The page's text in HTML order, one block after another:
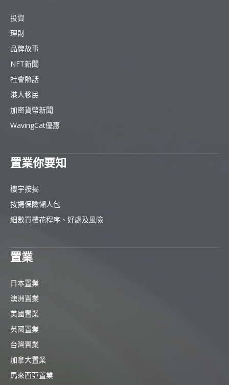
投資
理財
品牌故事
NFT新聞
社會熱話
港人移民
加密貨幣新聞
WavingCat優惠
置業你要知
樓宇按揭
按揭保險懶人包
細數買樓花程序、好處及風險
置業
日本置業
澳洲置業
美國置業
英國置業
台灣置業
加拿大置業
馬來西亞置業